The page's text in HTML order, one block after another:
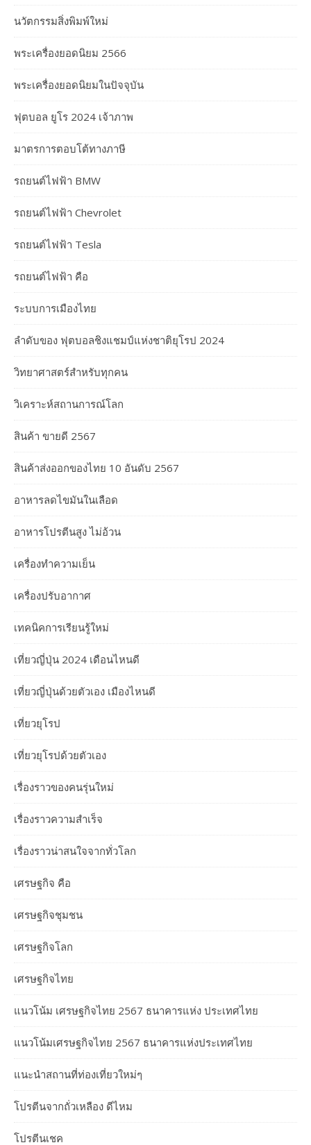
นวัตกรรมสิ่งพิมพ์ใหม่
พระเครื่องยอดนิยม 2566
พระเครื่องยอดนิยมในปัจจุบัน
ฟุตบอล ยูโร 2024 เจ้าภาพ
มาตรการตอบโต้ทางภาษี
รถยนต์ไฟฟ้า BMW
รถยนต์ไฟฟ้า Chevrolet
รถยนต์ไฟฟ้า Tesla
รถยนต์ไฟฟ้า คือ
ระบบการเมืองไทย
ลำดับของ ฟุตบอลชิงแชมป์แห่งชาติยุโรป 2024
วิทยาศาสตร์สำหรับทุกคน
วิเคราะห์สถานการณ์โลก
สินค้า ขายดี 2567
สินค้าส่งออกของไทย 10 อันดับ 2567
อาหารลดไขมันในเลือด
อาหารโปรตีนสูง ไม่อ้วน
เครื่องทำความเย็น
เครื่องปรับอากาศ
เทคนิคการเรียนรู้ใหม่
เที่ยวญี่ปุ่น 2024 เดือนไหนดี
เที่ยวญี่ปุ่นด้วยตัวเอง เมืองไหนดี
เที่ยวยุโรป
เที่ยวยุโรปด้วยตัวเอง
เรื่องราวของคนรุ่นใหม่
เรื่องราวความสำเร็จ
เรื่องราวน่าสนใจจากทั่วโลก
เศรษฐกิจ คือ
เศรษฐกิจชุมชน
เศรษฐกิจโลก
เศรษฐกิจไทย
แนวโน้ม เศรษฐกิจไทย 2567 ธนาคารแห่ง ประเทศไทย
แนวโน้มเศรษฐกิจไทย 2567 ธนาคารแห่งประเทศไทย
แนะนำสถานที่ท่องเที่ยวใหม่ๆ
โปรตีนจากถั่วเหลือง ดีไหม
โปรตีนเชค